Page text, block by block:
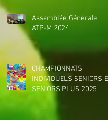
Assemblée Générale
ATP-M 2024
CHAMPIONNATS
INDIVIDUELS SENIORS ET
SENIORS PLUS 2025